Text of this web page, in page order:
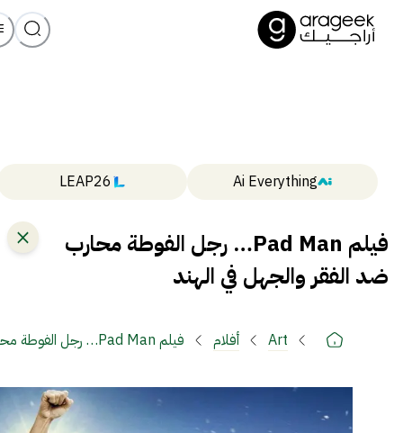
Ai Everything
LEAP26
فيلم Pad Man… رجل الفوطة محارب
ضد الفقر والجهل في الهند
Art أفلام فيلم Pad Man… رجل الفوطة محارب ضد الفقر والجهل في الهند